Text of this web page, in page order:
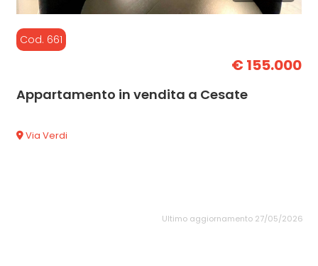
Cod. 661
€ 155.000
Appartamento in vendita a Cesate
Via Verdi
Ultimo aggiornamento 27/05/2026